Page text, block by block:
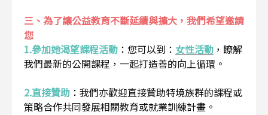
三、為了讓公益教育不斷延續與擴大，我們希望邀請
您
1.參加她渴望課程活動 ： 您可以到： 女性活動 ，瞭解
我們最新的公開課程，一起打造善的向上循環。
2.直接贊助 ： 我們亦歡迎直接贊助特境族群的課程或
策略合作共同發展相關教育或就業訓練計畫。